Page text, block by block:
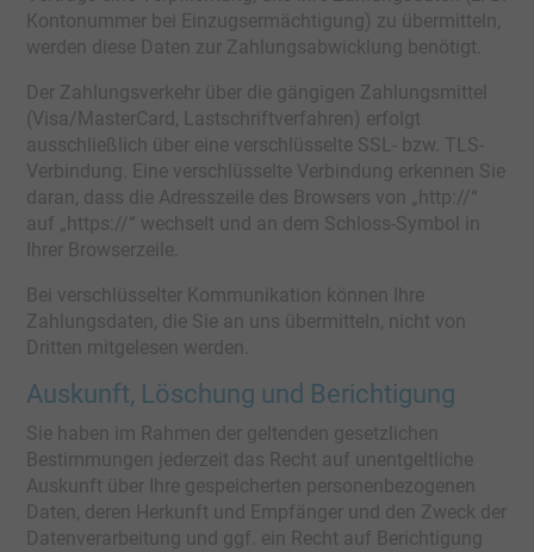
Kontonummer bei Einzugsermächtigung) zu übermitteln,
werden diese Daten zur Zahlungsabwicklung benötigt.
Der Zahlungsverkehr über die gängigen Zahlungsmittel
(Visa/MasterCard, Lastschriftverfahren) erfolgt
ausschließlich über eine verschlüsselte SSL- bzw. TLS-
Verbindung. Eine verschlüsselte Verbindung erkennen Sie
daran, dass die Adresszeile des Browsers von „http://“
auf „https://“ wechselt und an dem Schloss-Symbol in
Ihrer Browserzeile.
Bei verschlüsselter Kommunikation können Ihre
Zahlungsdaten, die Sie an uns übermitteln, nicht von
Dritten mitgelesen werden.
Auskunft, Löschung und Berichtigung
Sie haben im Rahmen der geltenden gesetzlichen
Bestimmungen jederzeit das Recht auf unentgeltliche
Auskunft über Ihre gespeicherten personenbezogenen
Daten, deren Herkunft und Empfänger und den Zweck der
Datenverarbeitung und ggf. ein Recht auf Berichtigung